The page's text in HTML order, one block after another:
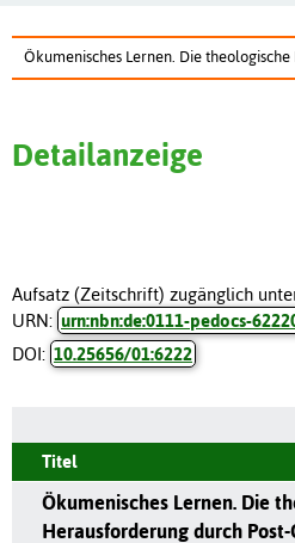
Ökumenisches Lernen. Die theologische
Detailanzeige
Aufsatz (Zeitschrift) zugänglich
URN: urn:nbn:de:0111-pedocs-
DOI: 10.25656/01:6222
Titel
Ökumenisches Lernen. Die
Herausforderung durch